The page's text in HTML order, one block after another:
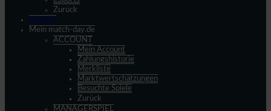
Zurück
Spieltag
Mein match-day.de
ACCOUNT
Mein Account
Zahlungshistorie
Merkliste
Marktwertschätzungen
Besuchte Spiele
Zurück
MANAGERSPIEL